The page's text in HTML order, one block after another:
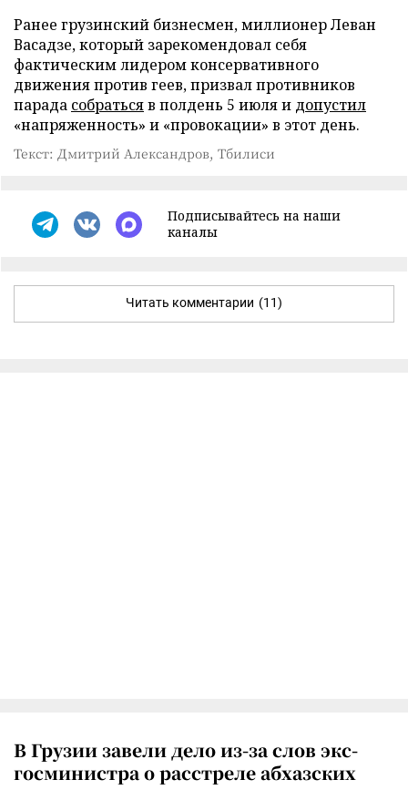
Ранее грузинский бизнесмен, миллионер Леван
Васадзе, который зарекомендовал себя
фактическим лидером консервативного
движения против геев, призвал противников
парада собратьсяв полдень 5 июля и допустил
«напряженность» и «провокации» в этот день.
Текст: Дмитрий Александров, Тбилиси
Подписывайтесь на наши
каналы
Читать комментарии (11)
В Грузии завели дело из-за слов экс-
госминистра о расстреле абхазских